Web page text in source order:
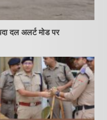
दल अलर्ट मोड पर